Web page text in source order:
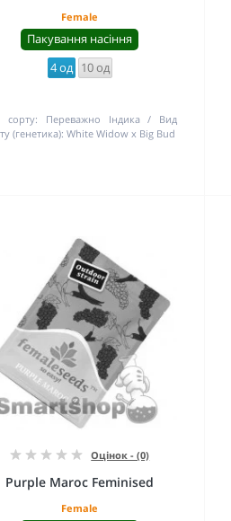
Female
Пакування насіння
4 од 10 од
сорту: Переважно Індика
Вид
(генетика): White Widow x Big Bud
Оцінок - (0)
Purple Maroc Feminised
Female